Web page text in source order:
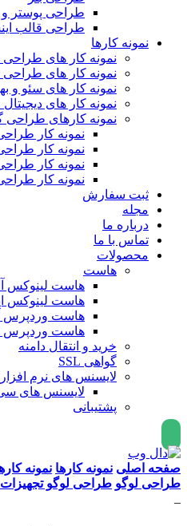
طراحی پوستر و
طراحی قالب
نمونه کارها
نمونه کار های
نمونه کار های
نمونه کار های سئو و
نمونه کار های دیجیتال
نمونه کارهای طراحی
نمونه کار
نمونه کار
نمونه کار
نمونه کار
ثبت سفارش
مجله
درباره ما
تماس با ما
محصولات
هاست
هاست لینوکس
هاست لینوکس
هاست وردپرس
هاست وردپرس
خرید و انتقال دامنه
گواهی SSL
لایسنس های نرم
لایسنس های
پشتیبانی
صفحه اصلی نمونه کارها نمونه
طراحی لوگو طراحی لوگو